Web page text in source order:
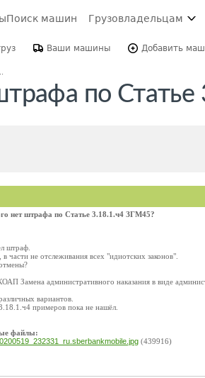
Поиск машин Грузовладельцам
Ваши машины Добавить
по
нет штрафа по Статье 3.18.1.ч4 ЗГМ45?
штраф.
части не отслеживания всех "идиотских законов".
Замена административного наказания в виде
вариантов.
примеров пока не нашёл.
файлы:
(439916)